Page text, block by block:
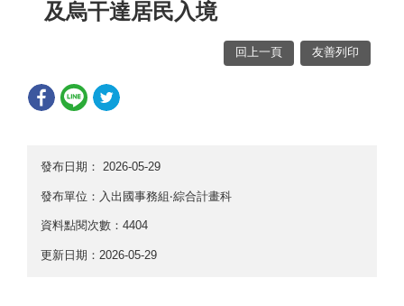
及烏干達居民入境
回上一頁 友善列印
發布日期： 2026-05-29
發布單位：入出國事務組‧綜合計畫科
資料點閱次數：4404
更新日期：2026-05-29